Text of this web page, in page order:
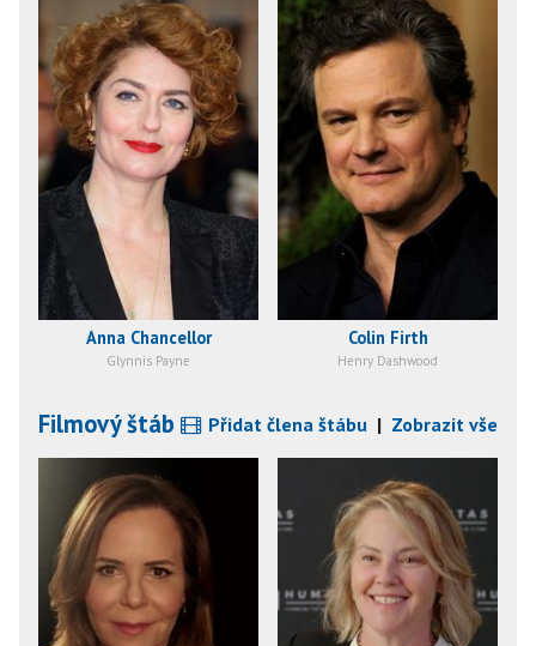
Anna Chancellor
Glynnis Payne
Colin Firth
Henry Dashwood
Filmový štáb Přidat člena štábu | Zobrazit vše